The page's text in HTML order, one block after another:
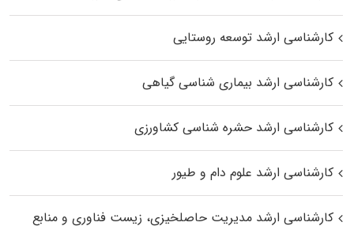
کارشناسی ارشد توسعه روستایی
کارشناسی ارشد بیماری‌ شناسی گیاهی
کارشناسی ارشد حشره‌ شناسی کشاورزی
کارشناسی ارشد علوم دام و طیور
کارشناسی ارشد مدیریت حاصلخیزی، زیست فناوری و منابع